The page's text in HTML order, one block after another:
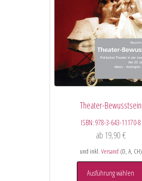
Theater-Bewusstsein
ISBN: 978-3-643-11170-8
ab 19,90 €
und inkl. Versand (D, A, CH)
Ausführung wählen